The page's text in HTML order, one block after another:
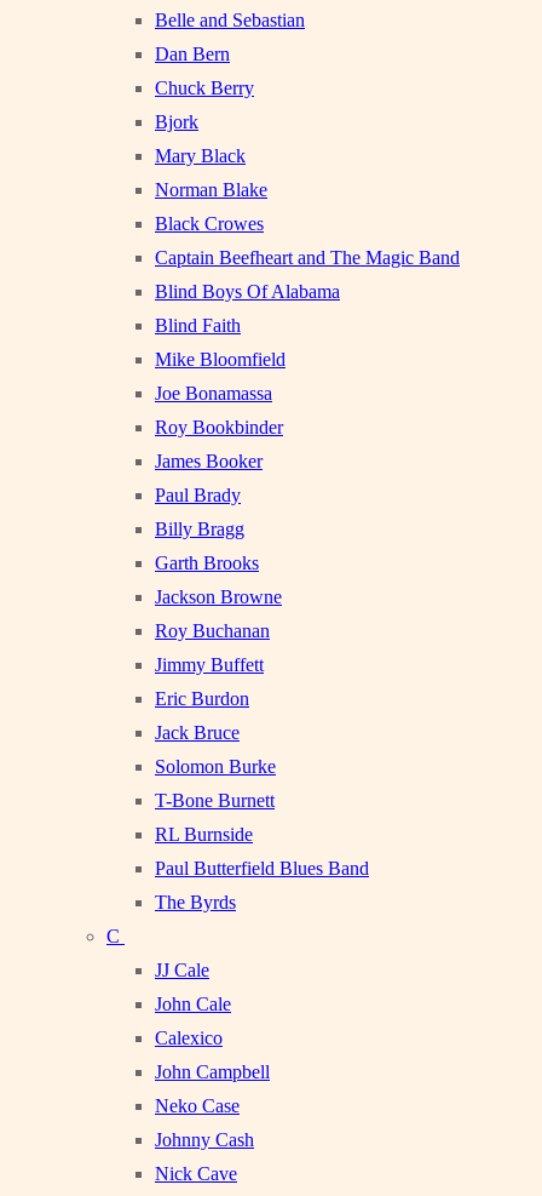
Belle and Sebastian
Dan Bern
Chuck Berry
Bjork
Mary Black
Norman Blake
Black Crowes
Captain Beefheart and The Magic Band
Blind Boys Of Alabama
Blind Faith
Mike Bloomfield
Joe Bonamassa
Roy Bookbinder
James Booker
Paul Brady
Billy Bragg
Garth Brooks
Jackson Browne
Roy Buchanan
Jimmy Buffett
Eric Burdon
Jack Bruce
Solomon Burke
T-Bone Burnett
RL Burnside
Paul Butterfield Blues Band
The Byrds
C
JJ Cale
John Cale
Calexico
John Campbell
Neko Case
Johnny Cash
Nick Cave